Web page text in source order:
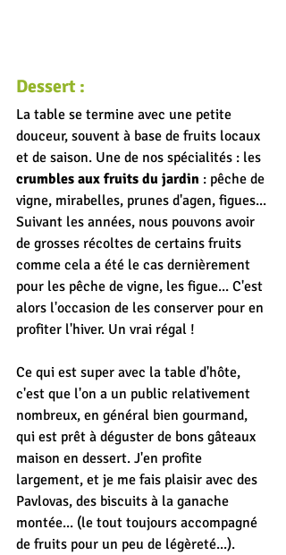
Dessert :
La table se termine avec une petite
douceur, souvent à base de fruits locaux
et de saison. Une de nos spécialités : les
crumbles aux fruits du jardin : pêche de
vigne, mirabelles, prunes d'agen, figues...
Suivant les années, nous pouvons avoir
de grosses récoltes de certains fruits
comme cela a été le cas dernièrement
pour les pêche de vigne, les figue... C'est
alors l'occasion de les conserver pour en
profiter l'hiver. Un vrai régal !
Ce qui est super avec la table d'hôte,
c'est que l'on a un public relativement
nombreux, en général bien gourmand,
qui est prêt à déguster de bons gâteaux
maison en dessert. J'en profite
largement, et je me fais plaisir avec des
Pavlovas, des biscuits à la ganache
montée... (le tout toujours accompagné
de fruits pour un peu de légèreté...).